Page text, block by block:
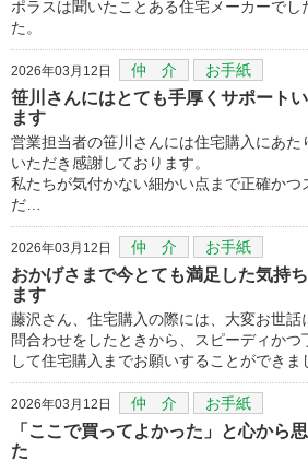
ポラスは聞いたことある住宅メーカーでし
た。
2026年03月12日 仲 介 お手紙
笹川さんにはとても手厚くサポート
ます
営業担当者の笹川さんには住宅購入にあた
いただき感謝しております。
私たちが気付かない細かい点まで正確かつ
だ…
2026年03月12日 仲 介 お手紙
おかげさまで今とても満足した気持
ます
藤沢さん、住宅購入の際には、大変お世話
問合わせをしたときから、スピーディか
して住宅購入までお願いすることができま
2026年03月12日 仲 介 お手紙
「ここで買ってよかった」と心から
た